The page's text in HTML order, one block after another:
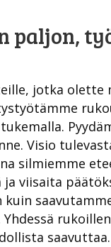
paljon,
jotka olette
Visio
silmiemme
viisaita
kuin
saavuttaa.